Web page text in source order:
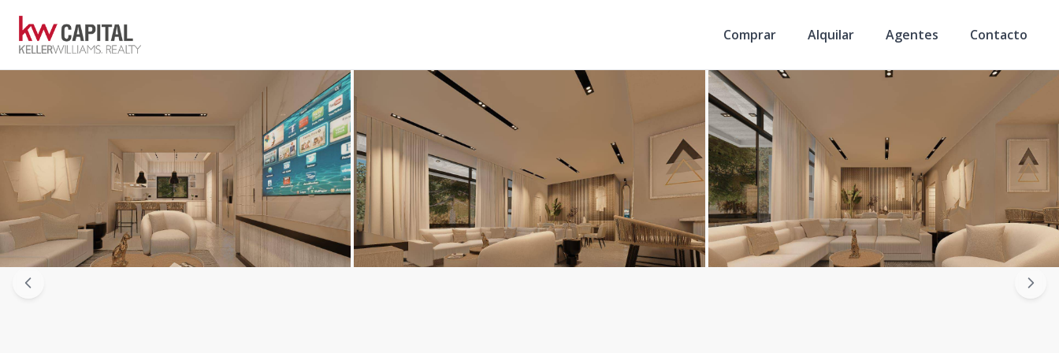
Comprar Alquilar Agentes Contacto